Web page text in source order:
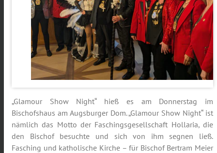
„Glamour Show Night“ hieß es am Donnerstag im
Bischofshaus am Augsburger Dom. „Glamour Show Night“ ist
nämlich das Motto der Faschingsgesellschaft Hollaria, die
den Bischof besuchte und sich von ihm segnen ließ.
Fasching und katholische Kirche – für Bischof Bertram Meier